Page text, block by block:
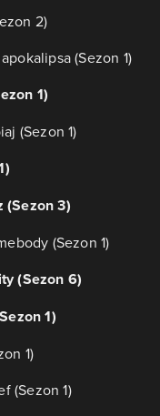
2)
(Sezon 1)
1)
(Sezon 1)
(Sezon 3)
(Sezon 1)
(Sezon 6)
1)
1)
(Sezon 1)